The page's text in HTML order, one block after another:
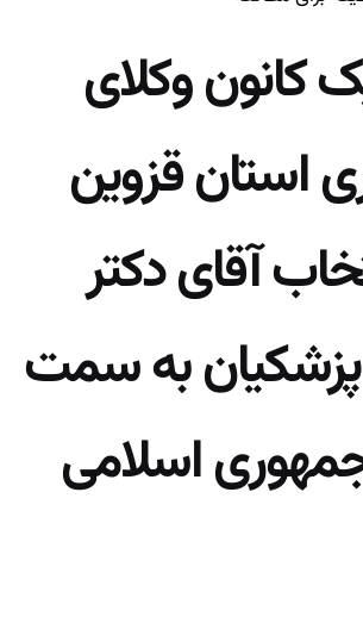
کانون وکلای
استان قزوین
آقای دکتر
به سمت
اسلامی